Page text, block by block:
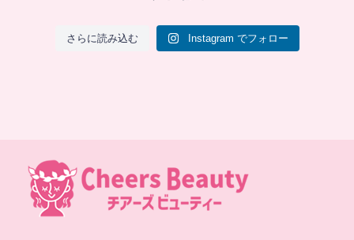
さらに読み込む Instagram でフォロー